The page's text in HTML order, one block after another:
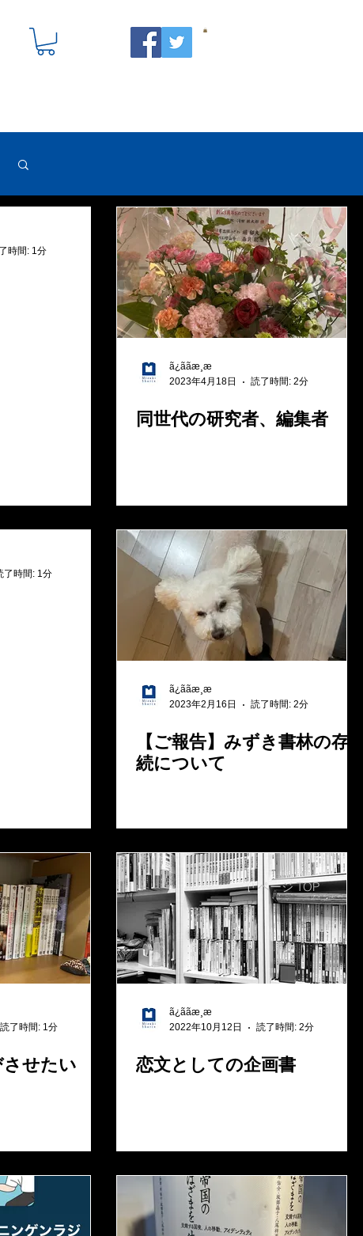
ページ TOP
時間: 1分
ã¿ããæ¸æ
2023年4月18日
読了時間: 2分
同世代の研究者、編集者
了時間: 1分
ã¿ããæ¸æ
2023年2月16日
読了時間: 2分
【ご報告】みずき書林の存
続について
読了時間: 1分
せたい
ã¿ããæ¸æ
2022年10月12日
読了時間: 2分
恋文としての企画書